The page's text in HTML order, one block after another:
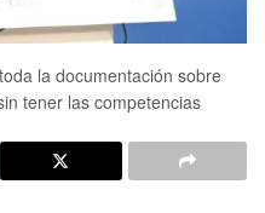
la documentación sobre
tener las competencias